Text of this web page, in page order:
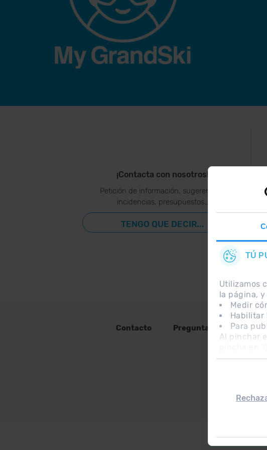
TÚ
Utilizamos
la página,
Medir
Habilitar
Para
Al pinchar
¡Contacta con nosotros!
Petición de información, sugerencias,
incidencias, presupuestos…
TENGO QUE DECIR...
Contacto Preguntas frecuentes